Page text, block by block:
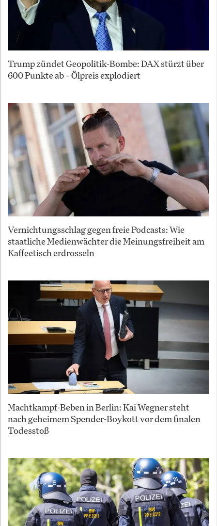
Trump zündet Geopolitik-Bombe: DAX stürzt über
600 Punkte ab – Ölpreis explodiert
Vernichtungsschlag gegen freie Podcasts: Wie
staatliche Medienwächter die Meinungsfreiheit am
Kaffeetisch erdrosseln
Machtkampf-Beben in Berlin: Kai Wegner steht
nach geheimem Spender-Boykott vor dem finalen
Todesstoß